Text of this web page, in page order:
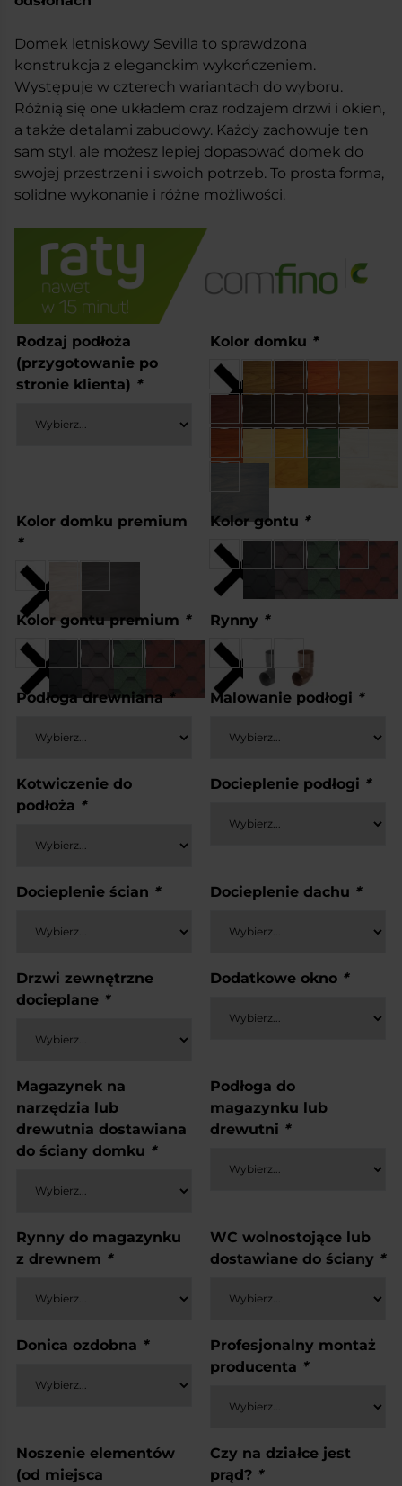
Domek letniskowy Sevilla to sprawdzona
konstrukcja z eleganckim wykończeniem.
Występuje w czterech wariantach do wyboru.
Różnią się one układem oraz rodzajem drzwi i okien,
a także detalami zabudowy. Każdy zachowuje ten
sam styl, ale możesz lepiej dopasować domek do
swojej przestrzeni i swoich potrzeb. To prosta forma,
solidne wykonanie i różne możliwości.
Rodzaj podłoża
(przygotowanie po
stronie klienta) *
Kolor domku *
Kolor domku premium
*
Kolor gontu *
Kolor gontu premium * Rynny *
Podłoga drewniana* Malowanie podłogi *
Kotwiczenie do
podłoża *
Docieplenie podłogi *
Docieplenie ścian * Docieplenie dachu *
Drzwi zewnętrzne
docieplane *
Dodatkowe okno *
Magazynek na
narzędzia lub
drewutnia dostawiana
do ściany domku *
Podłoga do
magazynku lub
drewutni *
Rynny do magazynku
z drewnem *
WC wolnostojące lub
dostawiane do ściany *
Donica ozdobna *
Profesjonalny montaż
producenta *
Noszenie elementów
(od miejsca
Czy na działce jest
prąd? *